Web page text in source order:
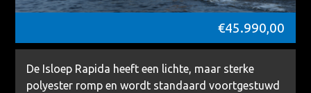
€45.990,00
De Isloep Rapida heeft een lichte, maar sterke
polyester romp en wordt standaard voortgestuwd